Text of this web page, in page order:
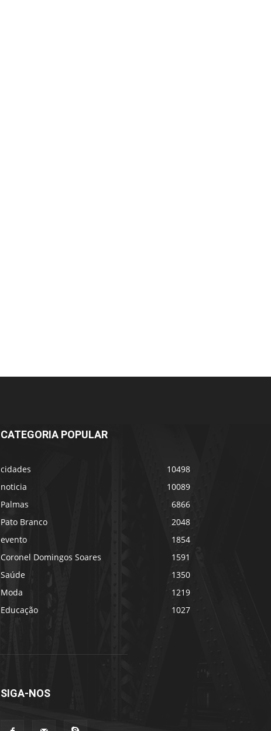
CATEGORIA POPULAR
cidades
10498
noticia
10089
Palmas
6866
Pato Branco
2048
evento
1854
Coronel Domingos Soares
1591
Saúde
1350
Moda
1219
Educação
1027
SIGA-NOS